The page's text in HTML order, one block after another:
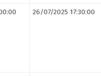
26/07/2025 17:30:00